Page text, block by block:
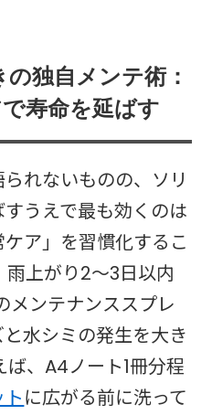
独自メンテ術：
寿命を延ばす
れないものの、ソリ
うえで最も効くのは
ケア」を習慣化するこ
雨上がり2～3日以内
メンテナンススプレ
水シミの発生を大き
ば、A4ノート1冊分程
に広がる前に洗って